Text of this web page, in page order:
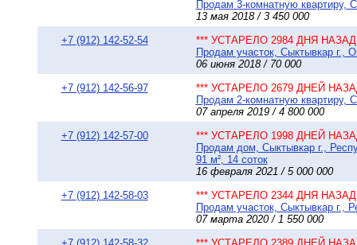
Продам 3-комнатную квартиру,
13 мая 2018 / 3 450 000
+7 (912) 142-52-54
*** УСТАРЕЛО 2984 ДНЯ НАЗАД
Продам участок, Сыктывкар г.,
06 июня 2018 / 70 000
+7 (912) 142-56-97
*** УСТАРЕЛО 2679 ДНЕЙ
Продам 2-комнатную квартиру,
07 апреля 2019 / 4 800 000
+7 (912) 142-57-00
*** УСТАРЕЛО 1998 ДНЕЙ
Продам дом, Сыктывкар г.,
91 м², 14 соток
16 февраля 2021 / 5 000 000
+7 (912) 142-58-03
*** УСТАРЕЛО 2344 ДНЯ НАЗАД
Продам участок, Сыктывкар г.,
07 марта 2020 / 1 550 000